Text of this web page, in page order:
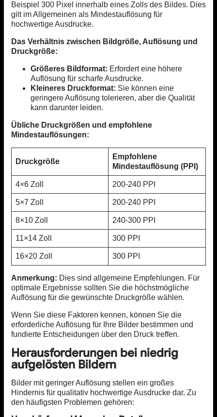
Beispiel 300 Pixel innerhalb eines Zolls des Bildes. Dies
gilt im Allgemeinen als Mindestauflösung für
hochwertige Ausdrucke.
Das Verhältnis zwischen Bildgröße, Auflösung und
Druckgröße:
Größeres Bildformat: Erfordert eine höhere
Auflösung für scharfe Ausdrucke.
Kleineres Druckformat: Sie können eine
geringere Auflösung tolerieren, aber die Qualität
kann darunter leiden.
Übliche Druckgrößen und empfohlene
Mindestauflösungen:
Druckgröße
Empfohlene
Mindestauflösung (PPI)
4×6 Zoll 200-240 PPI
5×7 Zoll 200-240 PPI
8×10 Zoll 240-300 PPI
11×14 Zoll 300 PPI
16×20 Zoll 300 PPI
Anmerkung: Dies sind allgemeine Empfehlungen. Für
optimale Ergebnisse sollten Sie die höchstmögliche
Auflösung für die gewünschte Druckgröße wählen.
Wenn Sie diese Faktoren kennen, können Sie die
erforderliche Auflösung für Ihre Bilder bestimmen und
fundierte Entscheidungen über den Druck treffen.
Herausforderungen bei niedrig
aufgelösten Bildern
Bilder mit geringer Auflösung stellen ein großes
Hindernis für qualitativ hochwertige Ausdrucke dar. Zu
den häufigsten Problemen gehören: